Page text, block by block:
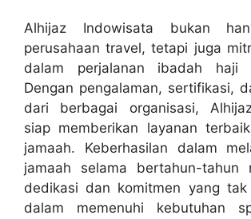
Alhijaz Indowisata bukan
perusahaan travel, tetapi juga
dalam perjalanan ibadah haji
Dengan pengalaman, sertifikasi,
dari berbagai organisasi,
siap memberikan layanan
jamaah. Keberhasilan dalam
jamaah selama bertahun-tahun
dedikasi dan komitmen yang tak
dalam memenuhi kebutuhan